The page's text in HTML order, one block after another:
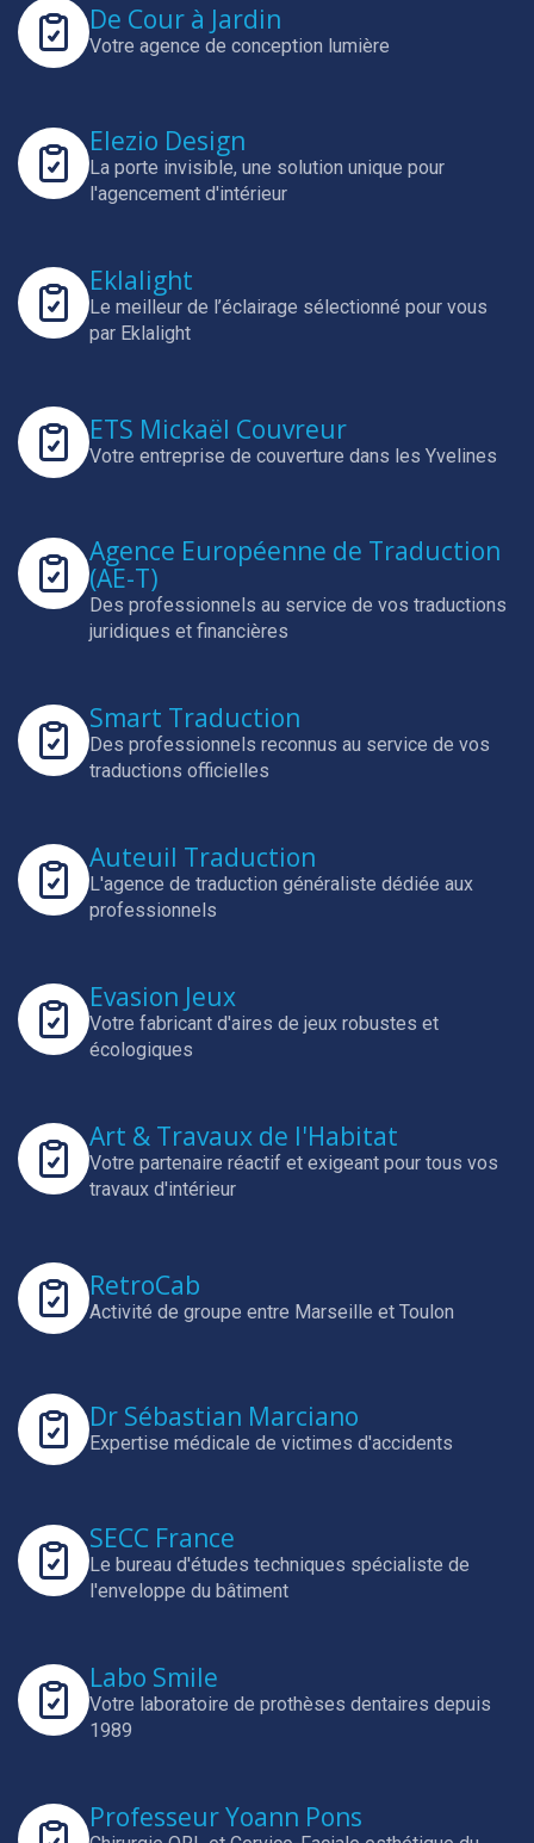
De Cour à Jardin
Votre agence de conception lumière
Elezio Design
La porte invisible, une solution unique pour
l'agencement d'intérieur
Eklalight
Le meilleur de l’éclairage sélectionné pour vous
par Eklalight
ETS Mickaël Couvreur
Votre entreprise de couverture dans les Yvelines
Agence Européenne de Traduction
(AE-T)
Des professionnels au service de vos traductions
juridiques et financières
Smart Traduction
Des professionnels reconnus au service de vos
traductions officielles
Auteuil Traduction
L'agence de traduction généraliste dédiée aux
professionnels
Evasion Jeux
Votre fabricant d'aires de jeux robustes et
écologiques
Art & Travaux de l'Habitat
Votre partenaire réactif et exigeant pour tous vos
travaux d'intérieur
RetroCab
Activité de groupe entre Marseille et Toulon
Dr Sébastian Marciano
Expertise médicale de victimes d'accidents
SECC France
Le bureau d'études techniques spécialiste de
l'enveloppe du bâtiment
Labo Smile
Votre laboratoire de prothèses dentaires depuis
1989
Professeur Yoann Pons